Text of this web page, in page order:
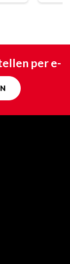
per e-